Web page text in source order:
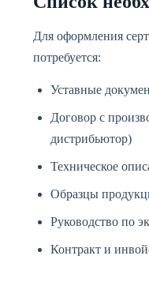
Для оформления
потребуется:
Уставные
Договор с
дистрибьютор)
Техническое
Образцы
Руководство по
Контракт и